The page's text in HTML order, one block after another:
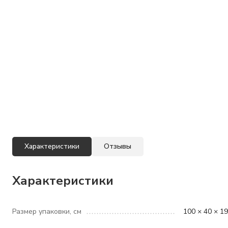
Характеристики Отзывы
Характеристики
Размер упаковки, см 100 × 40 ×